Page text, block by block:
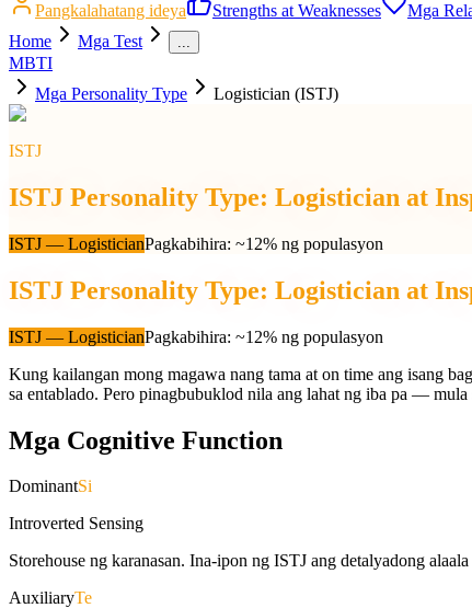
Pangkalahatang ideya
Strengths at Weaknesses Mga
Home
Mga Test ...
MBTI
Mga Personality Type
Logistician (ISTJ)
ISTJ
ISTJ Personality Type: Logistician at
ISTJ — LogisticianPagkabihira: ~12% ng populasyon
ISTJ Personality Type: Logistician at
ISTJ — LogisticianPagkabihira: ~12% ng populasyon
Kung kailangan mong magawa nang tama at on time ang isang
sa entablado. Pero pinagbubuklod nila ang lahat ng iba pa —
Mga Cognitive Function
DominantSi
Introverted Sensing
Storehouse ng karanasan. Ina-ipon ng ISTJ ang detalyadong
AuxiliaryTe